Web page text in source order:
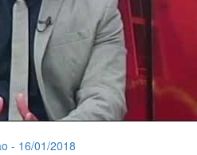
- 16/01/2018